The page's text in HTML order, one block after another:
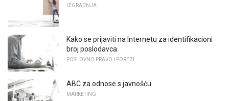
IZGRADNJA
Kako se prijaviti na Internetu za identifikacioni
broj poslodavca
POSLOVNO PRAVO I POREZI
ABC za odnose s javnošću
MARKETING